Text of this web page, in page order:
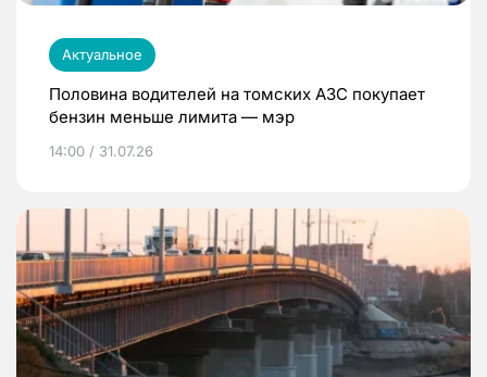
Актуальное
Половина водителей на томских АЗС покупает
бензин меньше лимита — мэр
14:00 / 31.07.26